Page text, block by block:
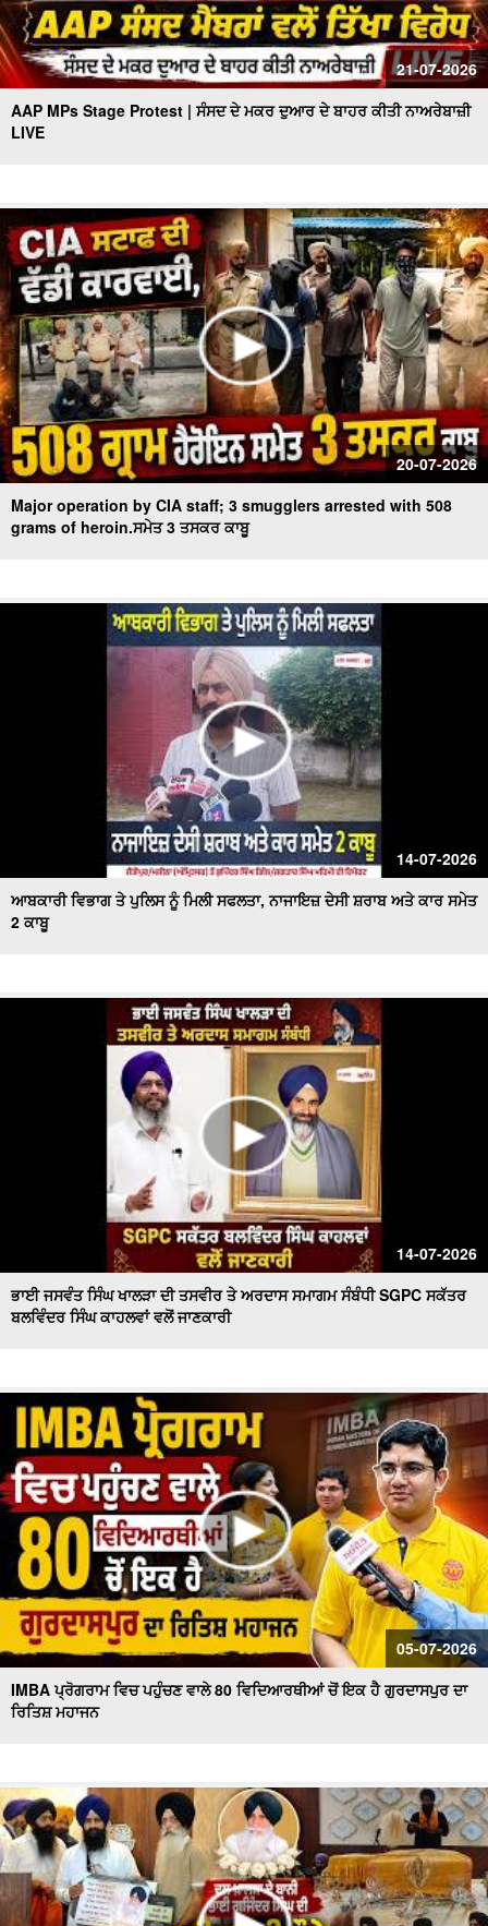
21-07-2026
AAP MPs Stage Protest | ਸੰਸਦ ਦੇ ਮਕਰ ਦੁਆਰ ਦੇ ਬਾਹਰ ਕੀਤੀ ਨਾਅਰੇਬਾਜ਼ੀ
LIVE
20-07-2026
Major operation by CIA staff; 3 smugglers arrested with 508
grams of heroin.ਸਮੇਤ 3 ਤਸਕਰ ਕਾਬੂ
14-07-2026
ਆਬਕਾਰੀ ਵਿਭਾਗ ਤੇ ਪੁਲਿਸ ਨੂੰ ਮਿਲੀ ਸਫਲਤਾ, ਨਾਜਾਇਜ਼ ਦੇਸੀ ਸ਼ਰਾਬ ਅਤੇ ਕਾਰ ਸਮੇਤ
2 ਕਾਬੂ
14-07-2026
ਭਾਈ ਜਸਵੰਤ ਸਿੰਘ ਖਾਲੜਾ ਦੀ ਤਸਵੀਰ ਤੇ ਅਰਦਾਸ ਸਮਾਗਮ ਸੰਬੰਧੀ SGPC ਸਕੱਤਰ
ਬਲਵਿੰਦਰ ਸਿੰਘ ਕਾਹਲਵਾਂ ਵਲੋਂ ਜਾਣਕਾਰੀ
05-07-2026
IMBA ਪ੍ਰੋਗਰਾਮ ਵਿਚ ਪਹੁੰਚਣ ਵਾਲੇ 80 ਵਿਦਿਆਰਥੀਆਂ ਚੋਂ ਇਕ ਹੈ ਗੁਰਦਾਸਪੁਰ ਦਾ
ਰਿਤਿਸ਼ ਮਹਾਜਨ